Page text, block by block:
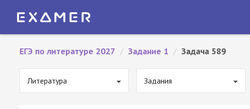
ЕГЭ по литературе 2027 / Задание 1 / Задача 589
Литература Задания